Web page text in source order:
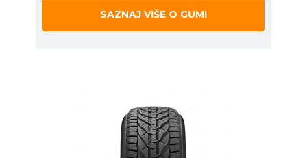
SAZNAJ VIŠE O GUMI